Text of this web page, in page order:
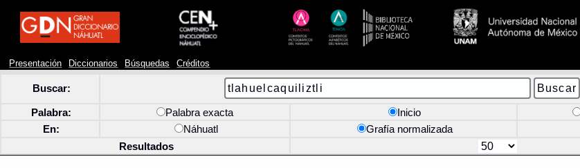
Presentación Diccionarios Búsquedas Créditos
Buscar:
Palabra: Palabra exacta Inicio
En:
Náhuatl Grafía normalizada
Resultados